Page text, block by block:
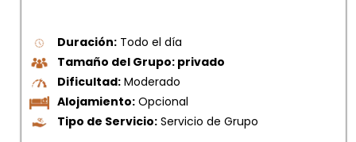
Duración: Todo el día
Tamaño del Grupo: privado
Dificultad: Moderado
Alojamiento: Opcional
Tipo de Servicio: Servicio de Grupo